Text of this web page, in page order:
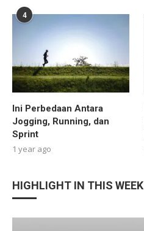
4
Ini Perbedaan Antara
Jogging, Running, dan
Sprint
1 year ago
HIGHLIGHT IN THIS WEEK